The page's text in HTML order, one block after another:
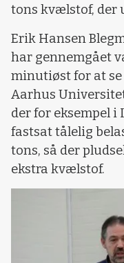
tons kvælstof, der
Erik Hansen
har gennemgået
minutiøst for at se
Aarhus
der for eksempel i
fastsat tålelig
tons, så der
ekstra kvælstof.